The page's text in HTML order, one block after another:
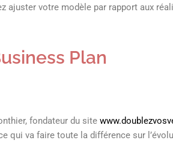
ajuster votre modèle par rapport aux
Plan
fondateur du site
qui va faire toute la différence sur